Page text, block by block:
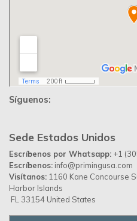
Síguenos:
Sede Estados Unidos
Escríbenos por Whatsapp: +1
Escríbenos: info@primingusa.com
Visítanos: 1160 Kane Concourse
Harbor Islands
FL 33154 United States